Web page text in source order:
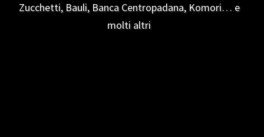
Zucchetti, Bauli, Banca Centropadana, Komori… e
molti altri